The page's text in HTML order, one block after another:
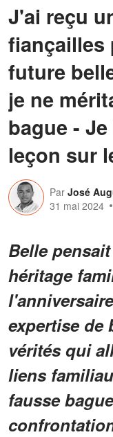
J'ai reçu
fiançailles
future
je ne
bague -
leçon sur
Par José
31 mai 2024
Belle
héritage
expertise de
vérités qui
liens
fausse